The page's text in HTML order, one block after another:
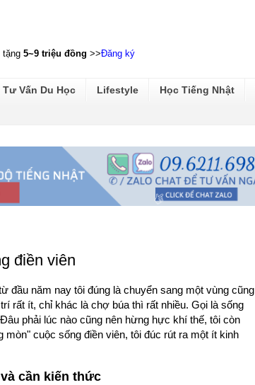
tặng 5~9 triệu đồng >>Đăng ký
Tư Vấn Du Học Lifestyle Học Tiếng Nhật
điền viên
đầu năm nay tôi đúng là chuyển sang một vùng cũng
rất ít, chỉ khác là chợ búa thì rất nhiều. Gọi là sống
phải lúc nào cũng nên hừng hực khí thế, tôi còn
cuộc sống điền viên, tôi đúc rút ra một ít kinh
cần kiến thức